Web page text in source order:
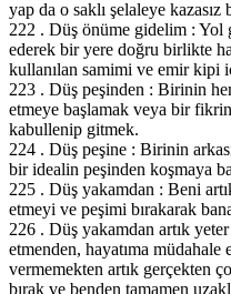
yap da o saklı şelaleye kazasız
222 . Düş önüme gidelim :
ederek bir yere doğru birlikte
kullanılan samimi ve emir kipi
223 . Düş peşinden : Birinin
etmeye başlamak veya bir
kabullenip gitmek.
224 . Düş peşine : Birinin
bir idealin peşinden koşmaya
225 . Düş yakamdan : Beni
etmeyi ve peşimi bırakarak
226 . Düş yakamdan artık
etmenden, hayatıma müdahale
vermemekten artık gerçekten
bırak ve benden tamamen